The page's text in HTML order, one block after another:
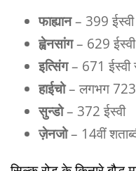
फाह्यान– 399
ह्वेनसांग– 629
इत्सिंग– 671 ईस्वी
हाईचो– लगभग
सुन्डो– 372 ईस्वी
ज़ेनजो– 14वीं